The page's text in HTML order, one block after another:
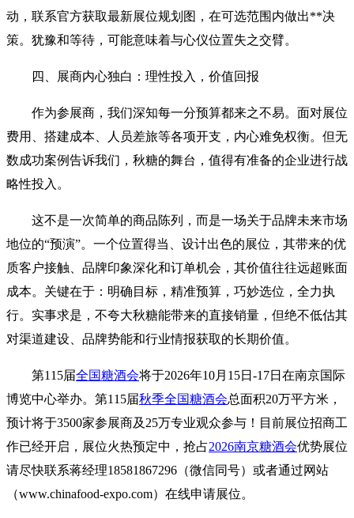
动，联系官方获取最新展位规划图，在可选范围内做出**决
策。犹豫和等待，可能意味着与心仪位置失之交臂。
四、展商内心独白：理性投入，价值回报
作为参展商，我们深知每一分预算都来之不易。面对展位
费用、搭建成本、人员差旅等各项开支，内心难免权衡。但无
数成功案例告诉我们，秋糖的舞台，值得有准备的企业进行战
略性投入。
这不是一次简单的商品陈列，而是一场关于品牌未来市场
地位的“预演”。一个位置得当、设计出色的展位，其带来的优
质客户接触、品牌印象深化和订单机会，其价值往往远超账面
成本。关键在于：明确目标，精准预算，巧妙选位，全力执
行。实事求是，不夸大秋糖能带来的直接销量，但绝不低估其
对渠道建设、品牌势能和行业情报获取的长期价值。
第115届全国糖酒会将于2026年10月15日-17日在南京国际
博览中心举办。第115届秋季全国糖酒会总面积20万平方米，
预计将于3500家参展商及25万专业观众参与！目前展位招商工
作已经开启，展位火热预定中，抢占2026南京糖酒会优势展位
请尽快联系蒋经理18581867296（微信同号）或者通过网站
（www.chinafood-expo.com）在线申请展位。